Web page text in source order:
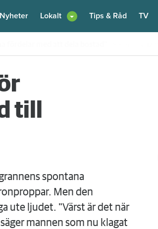
Nyheter Lokalt Tips & Råd TV
till
spontana
Men den
ute ljudet. "Värst är det när
mannen som nu klagat